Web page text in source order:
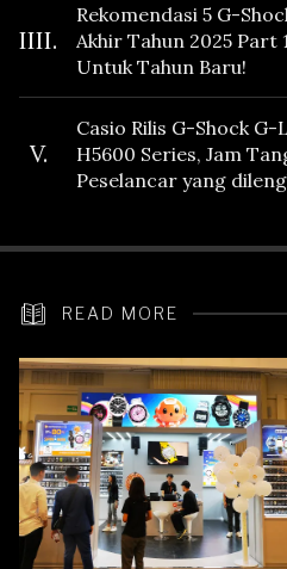
IIII.
Rekomendasi 5 G-
Akhir Tahun 2025 Part
Untuk Tahun Baru!
V.
Casio Rilis G-Shock G-
H5600 Series, Jam
Peselancar yang
READ MORE